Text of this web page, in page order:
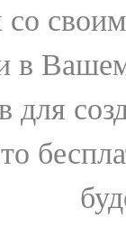
со
в
для